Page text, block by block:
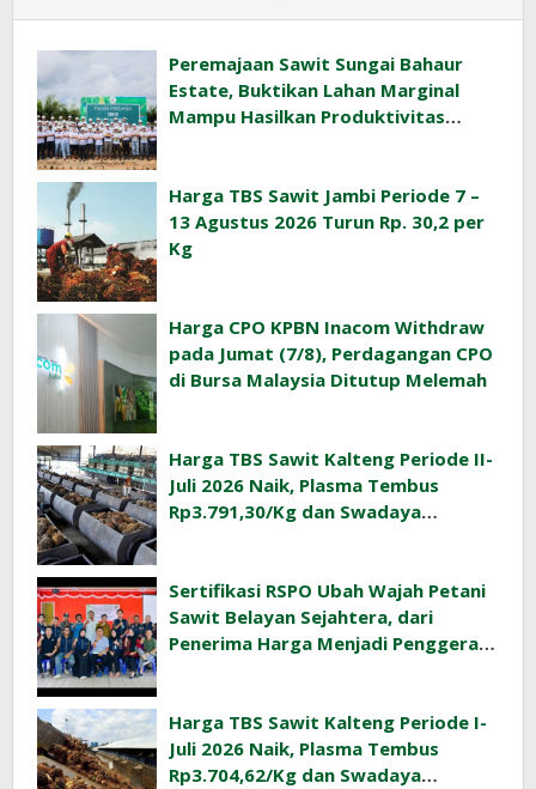
Peremajaan Sawit Sungai Bahaur
Estate, Buktikan Lahan Marginal
Mampu Hasilkan Produktivitas
Harga TBS Sawit Jambi Periode 7 –
13 Agustus 2026 Turun Rp. 30,2 per
Kg
Harga CPO KPBN Inacom Withdraw
pada Jumat (7/8), Perdagangan CPO
di Bursa Malaysia Ditutup Melemah
Harga TBS Sawit Kalteng Periode II-
Juli 2026 Naik, Plasma Tembus
Rp3.791,30/Kg dan Swadaya
Sertifikasi RSPO Ubah Wajah Petani
Sawit Belayan Sejahtera, dari
Penerima Harga Menjadi Penggerak
Harga TBS Sawit Kalteng Periode I-
Juli 2026 Naik, Plasma Tembus
Rp3.704,62/Kg dan Swadaya